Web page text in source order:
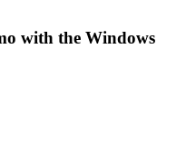
with the Windows